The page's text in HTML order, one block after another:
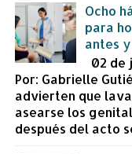
Ocho
para
antes
02 de
Por: Gabrielle
advierten que
asearse los
después del acto